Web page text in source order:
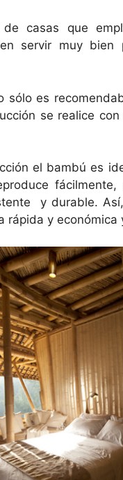
de casas que
servir muy bien
sólo es
se realice
el bambú es
y durable.
rápida y económica